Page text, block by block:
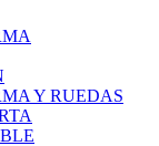
Y RUEDAS